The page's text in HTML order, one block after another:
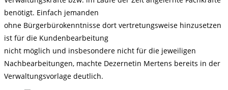
benötigt. Einfach jemanden
ohne Bürgerbürokenntnisse dort vertretungsweise hinzusetzen
ist für die Kundenbearbeitung
nicht möglich und insbesondere nicht für die jeweiligen
Nachbearbeitungen, machte Dezernetin Mertens bereits in der
Verwaltungsvorlage deutlich.